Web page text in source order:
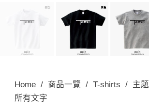
Home / 商品一覽 / T-shirts / 主題
所有文字